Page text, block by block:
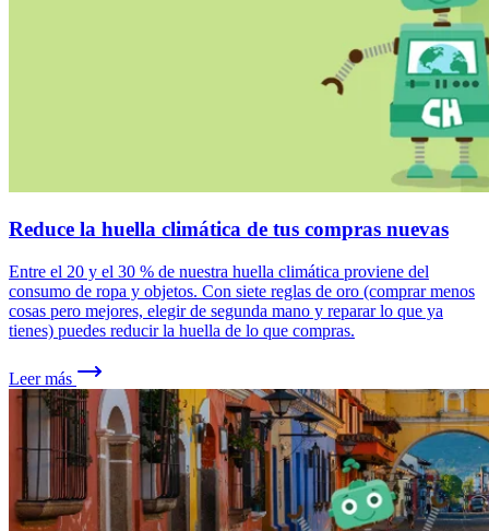
Reduce la huella climática de tus compras nuevas
Entre el 20 y el 30 % de nuestra huella climática proviene del
consumo de ropa y objetos. Con siete reglas de oro (comprar menos
cosas pero mejores, elegir de segunda mano y reparar lo que ya
tienes) puedes reducir la huella de lo que compras.
Leer más